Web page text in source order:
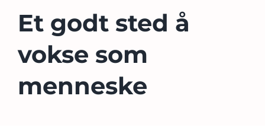
Et godt sted å
vokse som
menneske